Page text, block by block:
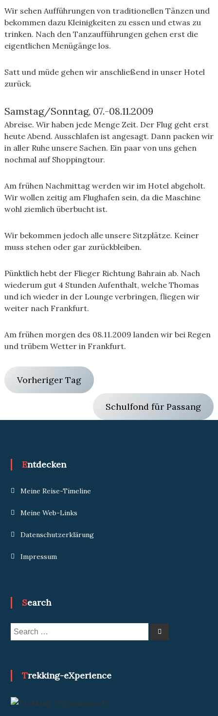
Wir sehen Aufführungen von traditionellen Tänzen und
bekommen dazu Kleinigkeiten zu essen und etwas zu
trinken. Nach den Tanzaufführungen gehen erst die
eigentlichen Menügänge los.
Satt und müde gehen wir anschließend in unser Hotel
zurück.
Samstag/Sonntag, 07.-08.11.2009
Abreise. Wir haben jede Menge Zeit. Der Flug geht erst
heute Abend. Ausschlafen ist angesagt. Dann packen wir
in aller Ruhe unsere Sachen. Ein paar von uns gehen
nochmal auf Shoppingtour.
Am frühen Nachmittag werden wir im Hotel abgeholt.
Wir wollen zeitig am Flughafen sein, da die Maschine
wohl ziemlich überbucht ist.
Wir bekommen jedoch alle unsere Sitzplätze. Keiner
muss stehen oder gar zurückbleiben.
Pünktlich hebt der Flieger Richtung Bahrain ab. Nach
wiederum gut 4 Stunden Aufenthalt, welche Thomas
und ich wieder in der Lounge verbringen, fliegen wir
weiter nach Frankfurt.
Am frühen morgen des 08.11.2009 landen wir bei Regen
und trübem Wetter in Frankfurt.
Vorheriger Tag
Schulfond für Passang
Entdecken
Meine Reise-Timeline
Meine Web-Links
Datenschutzerklärung
Impressum
Search
Search
for:
Search
Trekking-eXperience